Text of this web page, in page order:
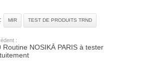
MIR TEST DE PRODUITS TRND
:
Routine NOSIKĀ PARIS à tester